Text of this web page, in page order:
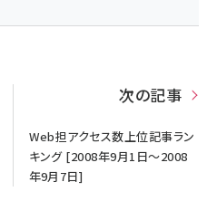
次の記事
Web担アクセス数上位記事ラン
キング [2008年9月1日～2008
年9月7日]